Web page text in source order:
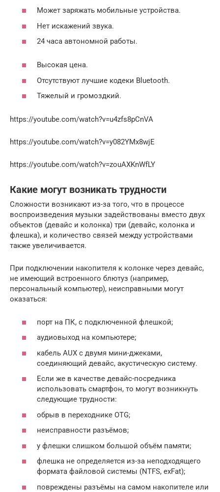
Может заряжать мобильные устройства.
Нет искажений звука.
24 часа автономной работы.
Высокая цена.
Отсутствуют лучшие кодеки Bluetooth.
Тяжелый и громоздкий.
https://youtube.com/watch?v=u4zfs8pCnVA
https://youtube.com/watch?v=y082YMx8wjE
https://youtube.com/watch?v=zouAXKnWfLY
Какие могут возникать трудности
Сложности возникают из-за того, что в процессе
воспроизведения музыки задействованы вместо двух
объектов (девайс и колонка) три (девайс, колонка и
флешка), и количество связей между устройствами
также увеличивается.
При подключении накопителя к колонке через девайс,
не имеющий встроенного блютуз (например,
персональный компьютер), неисправными могут
оказаться:
порт на ПК, с подключенной флешкой;
аудиовыход на компьютере;
кабель AUX с двумя мини-джеками,
соединяющий девайс, акустическую систему.
Если же в качестве девайс-посредника
использовать смартфон, то могут возникнуть
следующие трудности:
обрыв в переходнике OTG;
неисправности разъёмов;
у флешки слишком большой объём памяти;
флешка не определяется из-за неподходящего
формата файловой системы (NTFS, exFat);
повреждены разъёмы на самом накопителе или